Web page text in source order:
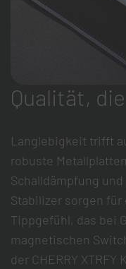
Qualität,
Langlebigkeit trifft
robuste
Schalldämpfung
Stabilizer sorgen
Tippgefühl, das bei
magnetischen
der CHERRY